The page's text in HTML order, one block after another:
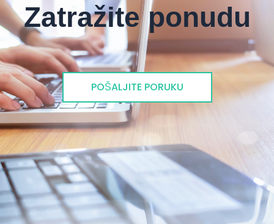
Zatražite ponudu
POŠALJITE PORUKU